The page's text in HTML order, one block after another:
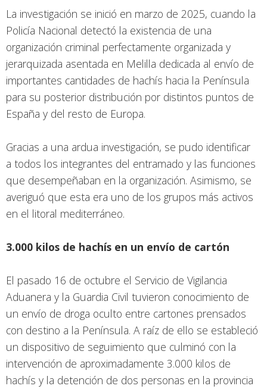
La investigación se inició en marzo de 2025, cuando la
Policía Nacional detectó la existencia de una
organización criminal perfectamente organizada y
jerarquizada asentada en Melilla dedicada al envío de
importantes cantidades de hachís hacia la Península
para su posterior distribución por distintos puntos de
España y del resto de Europa.
Gracias a una ardua investigación, se pudo identificar
a todos los integrantes del entramado y las funciones
que desempeñaban en la organización. Asimismo, se
averiguó que esta era uno de los grupos más activos
en el litoral mediterráneo.
3.000 kilos de hachís en un envío de cartón
El pasado 16 de octubre el Servicio de Vigilancia
Aduanera y la Guardia Civil tuvieron conocimiento de
un envío de droga oculto entre cartones prensados
con destino a la Península. A raíz de ello se estableció
un dispositivo de seguimiento que culminó con la
intervención de aproximadamente 3.000 kilos de
hachís y la detención de dos personas en la provincia